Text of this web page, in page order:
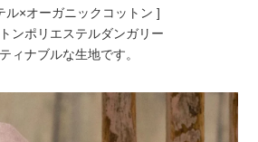
ル×オーガニックコットン ]
ンポリエステルダンガリー
ィナブルな生地です。